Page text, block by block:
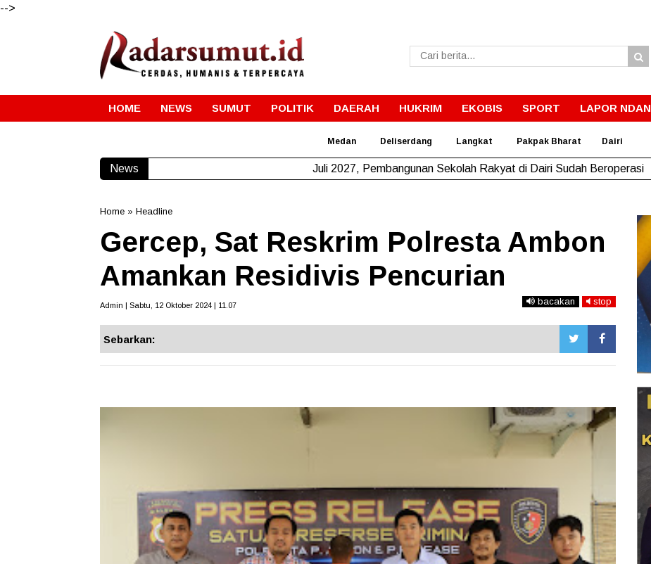
-->
HOME NEWS SUMUT POLITIK DAERAH HUKRIM EKOBIS SPORT LAPOR NDAN
Medan Deliserdang Langkat Pakpak Bharat Dairi
News Juli 2027, Pembangunan Sekolah Rakyat di Dairi Sudah Beroperasi
Home » Headline
Gercep, Sat Reskrim Polresta Ambon
Amankan Residivis Pencurian
Admin | Sabtu, 12 Oktober 2024 | 11.07 bacakan stop
Sebarkan: